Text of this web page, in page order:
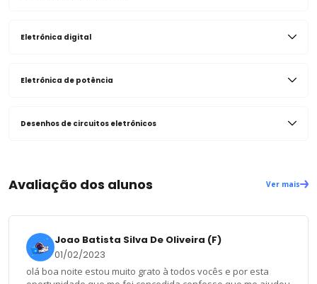
Eletrônica digital
Eletrônica de potência
Desenhos de circuitos eletrônicos
Avaliação dos alunos Ver mais
Joao Batista Silva De Oliveira (F)
01/02/2023
olá boa noite estou muito grato à todos vocês e por esta